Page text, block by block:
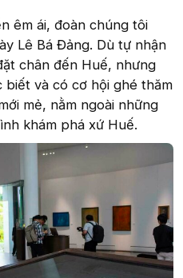
êm ái, đoàn chúng tôi
Lê Bá Đảng. Dù tự nhận
chân đến Huế, nhưng
biết và có cơ hội ghé thăm
mẻ, nằm ngoài những
khám phá xứ Huế.